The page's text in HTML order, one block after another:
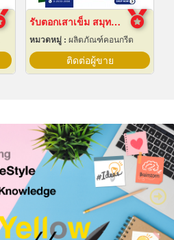
รับตอกเสาเข็ม สมุทรปราการ ราคาถูก
หมวดหมู่ : ผลิตภัณฑ์คอนกรีต
ติดต่อผู้ขาย